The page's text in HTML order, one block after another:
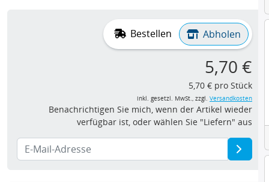
Bestellen Abholen
5,70 €
5,70 € pro Stück
inkl. gesetzl. MwSt., zzgl. Versandkosten
Benachrichtigen Sie mich, wenn der Artikel wieder
verfügbar ist, oder wählen Sie "Liefern" aus